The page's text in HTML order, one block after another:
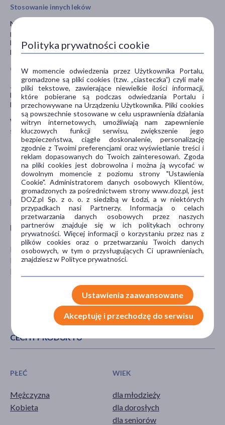
Pokaż wszystkie produkty FLOS
Producent
FLOS MOKRSKO
Mokrsko 118
Mokrsko
Stosowanie innych leków
Należy powiedzieć lekarzowi lub farmaceucie o wszystkich lekach
przyjmowanych przez pacjenta obecnie lub ostatnio, a także o
lekach, które pacjent planuje przyjmować, w tym również o tych,
które wydawane są bez recepty.
Ciąża i karmienie piersią
Jeśli pacjentka jest w ciąży lub karmi piersią, przypuszcza, że może
być w ciąży lub gdy planuje mieć dziecko powinna poradzić się
lekarza lub farmaceuty przed zastosowaniem tego leku.
W okresie ciąży i karmienia piersią przed zastosowaniem należy
skontaktować się z lekarzem.
CECHY PRODUKTU
PŁEĆ
Mężczyzna
Kobieta
WIEK
dla młodzieży
dla dorosłych
dla seniorów
Polityka prywatności cookie
W momencie odwiedzenia przez Użytkownika Portalu,
gromadzone są pliki cookies (tzw. „ciasteczka”) czyli małe
pliki tekstowe, zawierające niewielkie ilości informacji,
które pobierane są podczas odwiedzania Portalu i
przechowywane na Urządzeniu Użytkownika. Pliki cookies
są powszechnie stosowane w celu usprawnienia działania
witryn internetowych, umożliwiają nam zapewnienie
kluczowych funkcji serwisu, zwiększenie jego
bezpieczeństwa, ciągłe doskonalenie, personalizację
zgodnie z Twoimi preferencjami oraz wyświetlanie treści i
reklam dopasowanych do Twoich zainteresowań. Zgoda
na pliki cookies jest dobrowolna i można ją wycofać w
dowolnym momencie z poziomu strony "Ustawienia
Cookie". Administratorem danych osobowych Klientów,
gromadzonych za pośrednictwem strony www.doz.pl, jest
DOZ.pl Sp. z o. o. z siedzibą w Łodzi, a w niektórych
przypadkach nasi Partnerzy. Informacja o celach
przetwarzania danych osobowych przez naszych
partnerów znajduje się w ich politykach ochrony
prywatności. Więcej informacji o korzystaniu przez nas z
plików cookies oraz o przetwarzaniu Twoich danych
osobowych, w tym o przysługujących Ci uprawnieniach,
znajdziesz w Polityce prywatności.
Ustawienia zaawansowane
Akceptuję i przechodzę do serwisu